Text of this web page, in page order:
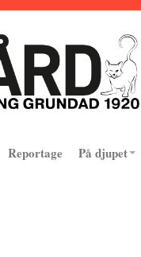
Reportage På djupet